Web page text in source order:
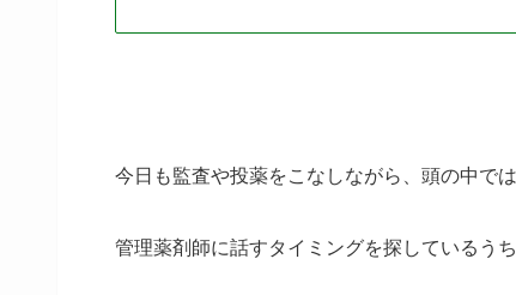
今日も監査や投薬をこなしながら、頭の中で
管理薬剤師に話すタイミングを探しているう